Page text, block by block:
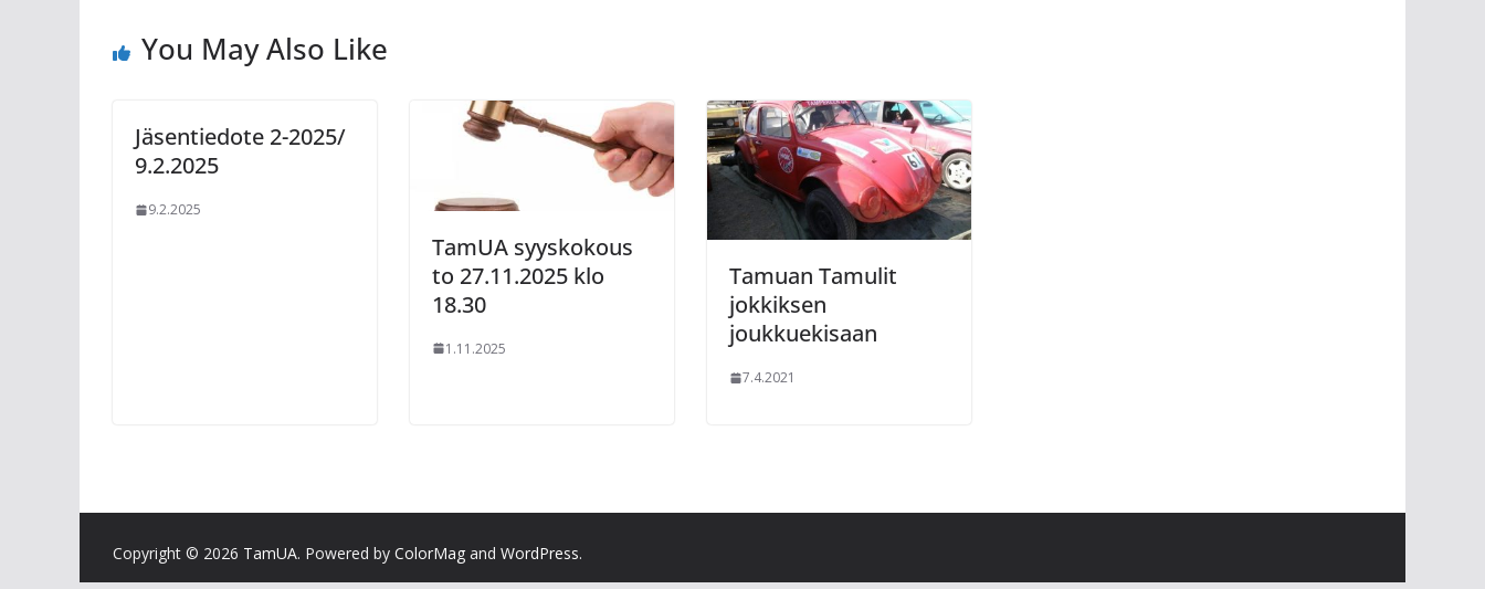
You May Also Like
Jäsentiedote 2-2025/
9.2.2025
9.2.2025
TamUA syyskokous
to 27.11.2025 klo
18.30
1.11.2025
Tamuan Tamulit
jokkiksen
joukkuekisaan
7.4.2021
Copyright © 2026 TamUA. Powered by ColorMag and WordPress.